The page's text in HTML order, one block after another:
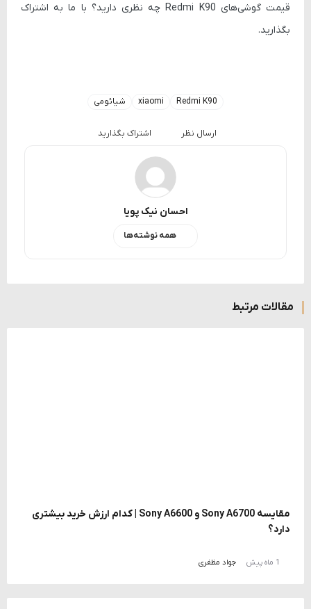
قیمت گوشی‌های Redmi K90چه نظری دارید؟ با ما به اشتراک
بگذارید.
Redmi K90
xiaomi شیائومی
ارسال نظر اشتراک بگذارید
احسان نیک پویا
همه نوشته‌ها
مقالات مرتبط
مقایسه Sony A6700 و Sony A6600 | کدام ارزش خرید بیشتری
دارد؟
1 ماه پیش جواد مظفری